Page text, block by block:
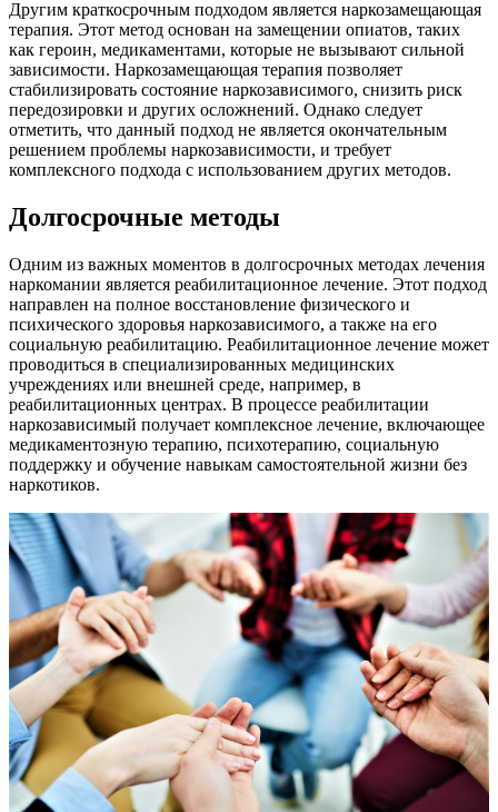
Другим краткосрочным подходом является наркозамещающая
терапия. Этот метод основан на замещении опиатов, таких
как героин, медикаментами, которые не вызывают сильной
зависимости. Наркозамещающая терапия позволяет
стабилизировать состояние наркозависимого, снизить риск
передозировки и других осложнений. Однако следует
отметить, что данный подход не является окончательным
решением проблемы наркозависимости, и требует
комплексного подхода с использованием других методов.
Долгосрочные методы
Одним из важных моментов в долгосрочных методах лечения
наркомании является реабилитационное лечение. Этот подход
направлен на полное восстановление физического и
психического здоровья наркозависимого, а также на его
социальную реабилитацию. Реабилитационное лечение может
проводиться в специализированных медицинских
учреждениях или внешней среде, например, в
реабилитационных центрах. В процессе реабилитации
наркозависимый получает комплексное лечение, включающее
медикаментозную терапию, психотерапию, социальную
поддержку и обучение навыкам самостоятельной жизни без
наркотиков.